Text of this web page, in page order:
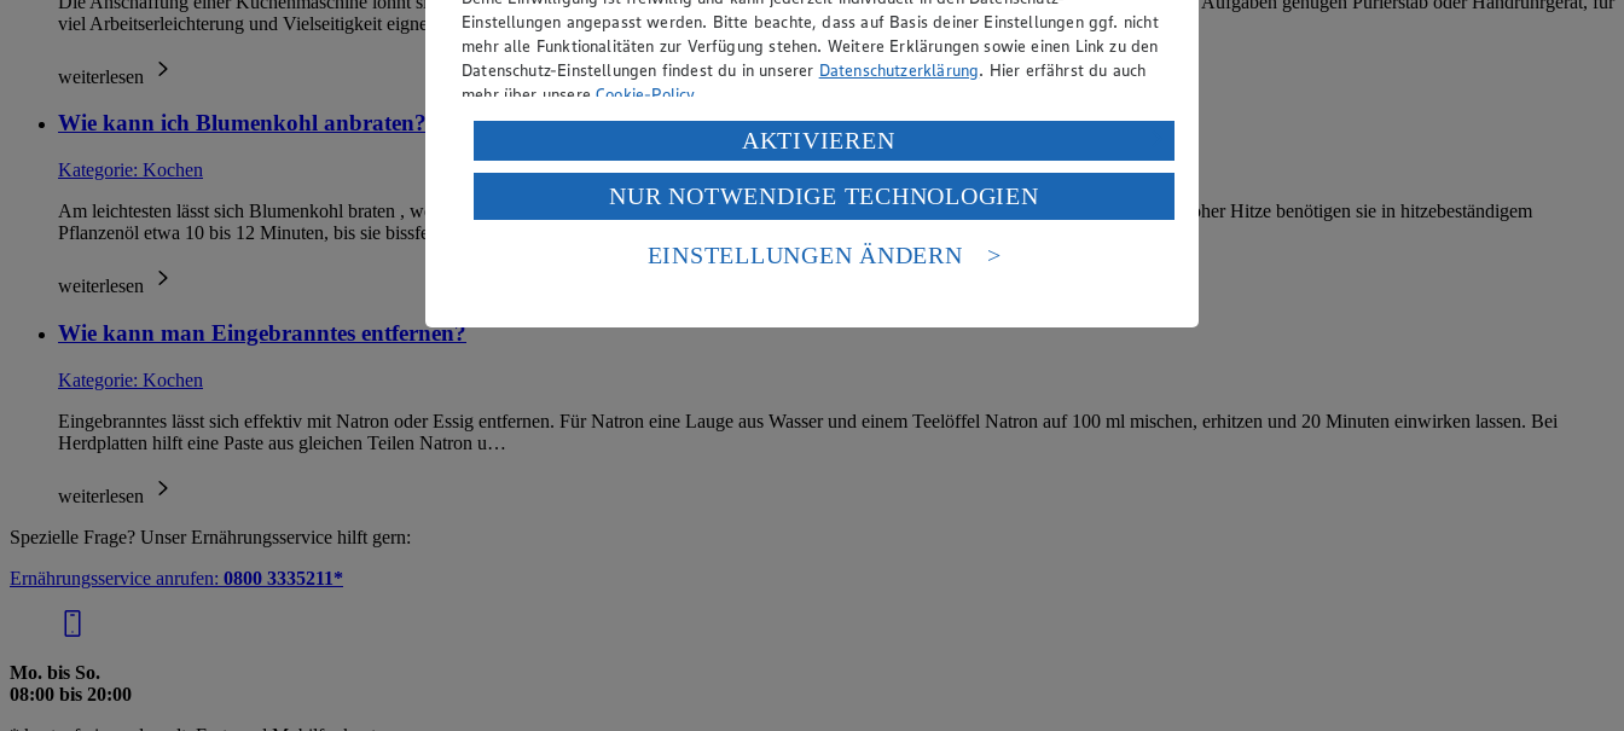
viel Arbeitserleichterung und Vielseitigkeit eignet sich e…
weiterlesen
Wie kann ich Blumenkohl anbraten?
Kategorie: Kochen
Am leichtesten lässt sich Blumenkohl braten , wenn du mit rohen, mundgerechten Röschen in einer beschichteten Pfanne arbeitest. Bei mittlerer bis hoher Hitze benötigen sie in hitzebeständigem
Pflanzenöl etwa 10 bis 12 Minuten, bis sie bissfest und g…
weiterlesen
Wie kann man Eingebranntes entfernen?
Kategorie: Kochen
Eingebranntes lässt sich effektiv mit Natron oder Essig entfernen. Für Natron eine Lauge aus Wasser und einem Teelöffel Natron auf 100 ml mischen, erhitzen und 20 Minuten einwirken lassen. Bei
Herdplatten hilft eine Paste aus gleichen Teilen Natron u…
weiterlesen
Spezielle Frage? Unser Ernährungsservice hilft gern:
Ernährungsservice anrufen: 0800 3335211*
Mo. bis So.
08:00 bis 20:00
Einstellungen angepasst werden. Bitte beachte, dass auf Basis deiner Einstellungen ggf. nicht
mehr alle Funktionalitäten zur Verfügung stehen. Weitere Erklärungen sowie einen Link zu den
Datenschutz-Einstellungen findest du in unserer Datenschutzerklärung. Hier erfährst du auch
mehr über unsereCookie-Policy.
Verarbeitung deiner personenbezogenen Daten in den USA durch Facebook und YouTube:
Wenn du auf „Aktivieren“ klickst, willigst du im Sinne des Art. 49 Abs. 1 Satz 1 lit. a) DSGVO
ein, dass deine Daten in den USA verarbeitet werden. Der EuGH sieht die USA als Land mit
einem nach europäischen Standards nicht angemessenen Datenschutzniveau an. Es besteht das
Risiko eines Zugriffs durch US-amerikanische Behörden.
AKTIVIEREN
NUR NOTWENDIGE TECHNOLOGIEN
EINSTELLUNGEN ÄNDERN